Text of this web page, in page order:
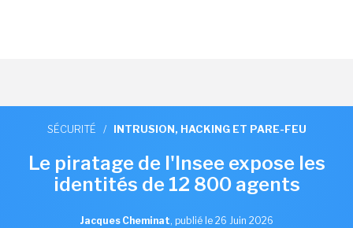
SÉCURITÉ / INTRUSION, HACKING ET PARE-FEU
Le piratage de l'Insee expose les
identités de 12 800 agents
Jacques Cheminat, publié le 26 Juin 2026